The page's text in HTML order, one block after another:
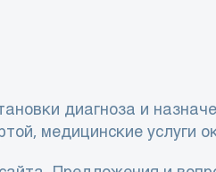
диагноза и
медицинские услуги